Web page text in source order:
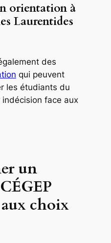
orientation à
Laurentides
des
qui peuvent
les étudiants du
indécision face aux
un
choix